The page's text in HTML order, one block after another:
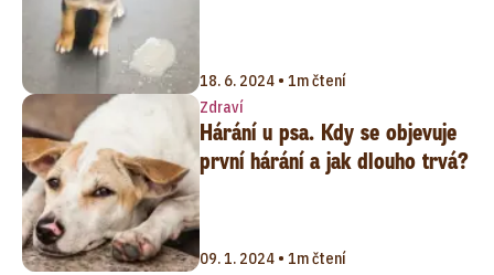
18. 6. 2024 • 1m čtení
Zdraví
Hárání u psa. Kdy se objevuje
první hárání a jak dlouho trvá?
09. 1. 2024 • 1m čtení